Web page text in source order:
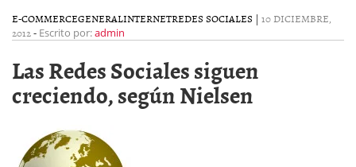
E-COMMERCEGENERALINTERNETREDES SOCIALES | 10 DICIEMBRE,
2012- Escrito por:admin
Las Redes Sociales siguen
creciendo, según Nielsen